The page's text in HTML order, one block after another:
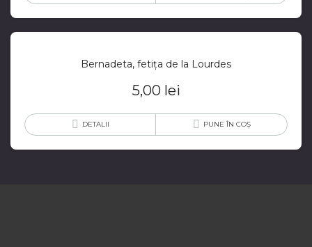
Bernadeta, fetița de la Lourdes
5,00 lei
DETALII PUNE ÎN COȘ